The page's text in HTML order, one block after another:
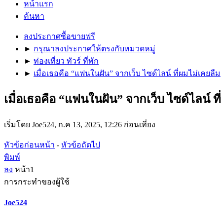
หน้าแรก
ค้นหา
ลงประกาศซื้อขายฟรี
► กรุณาลงประกาศให้ตรงกับหมวดหมู่
► ท่องเที่ยว ทัวร์ ที่พัก
► เมื่อเธอคือ “แฟนในฝัน” จากเว็บ ไซด์ไลน์ ที่ผมไม่เคยลืม
เมื่อเธอคือ “แฟนในฝัน” จากเว็บ ไซด์ไลน์
เริ่มโดย Joe524, ก.ค 13, 2025, 12:26 ก่อนเที่ยง
หัวข้อก่อนหน้า - หัวข้อถัดไป
พิมพ์
ลง หน้า1
การกระทำของผู้ใช้
Joe524